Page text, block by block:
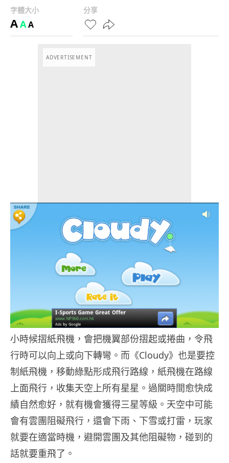
字體大小
AAA
分享
ADVERTISEMENT
小時候摺紙飛機，會把機翼部份摺起或捲曲，令飛
行時可以向上或向下轉彎。而《Cloudy》也是要控
制紙飛機，移動綠點形成飛行路線，紙飛機在路線
上面飛行，收集天空上所有星星。過關時間愈快成
績自然愈好，就有機會獲得三星等級。天空中可能
會有雲團阻礙飛行，還會下雨、下雪或打雷，玩家
就要在適當時機，避開雲團及其他阻礙物，碰到的
話就要重飛了。